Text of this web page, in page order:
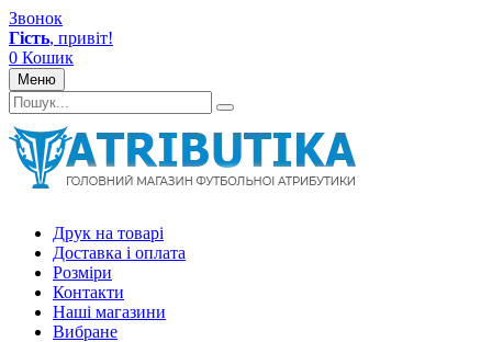
Звонок
Гість, привіт!
0 Кошик
Меню
Друк на товарі
Доставка і оплата
Розміри
Контакти
Наші магазини
Вибране